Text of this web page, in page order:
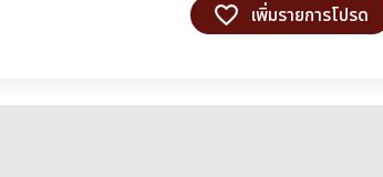
favorite_border เพิ่มรายการโปรด